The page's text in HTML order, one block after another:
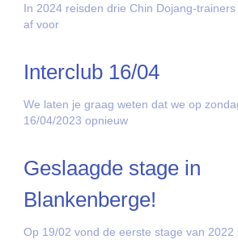
In 2024 reisden drie Chin Dojang-
af voor
Interclub 16/04
We laten je graag weten dat we op
16/04/2023 opnieuw
Geslaagde stage in
Blankenberge!
Op 19/02 vond de eerste stage van 2022